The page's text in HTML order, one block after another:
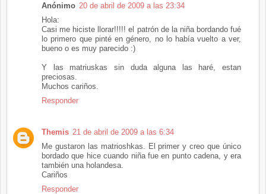
Anónimo 20 de abril de 2009 a las 23:34
Hola:
Casi me hiciste llorar!!!!! el patrón de la niña bordando fué
lo primero que pinté en género, no lo había vuelto a ver,
bueno o es muy parecido :)
Y las matriuskas sin duda alguna las haré, estan
preciosas.
Muchos cariños.
Responder
Themis 21 de abril de 2009 a las 6:34
Me gustaron las matrioshkas. El primer y creo que único
bordado que hice cuando niña fue en punto cadena, y era
también una holandesa.
Cariños
Responder